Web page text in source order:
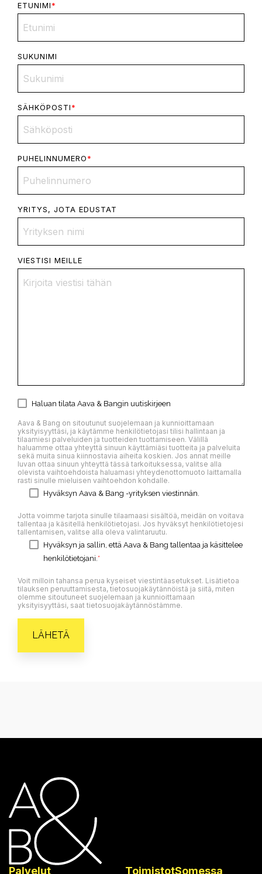
ETUNIMI*
SUKUNIMI
SÄHKÖPOSTI*
PUHELINNUMERO*
YRITYS, JOTA EDUSTAT
VIESTISI MEILLE
Haluan tilata Aava & Bangin uutiskirjeen
Aava & Bang on sitoutunut suojelemaan ja kunnioittamaan
yksityisyyttäsi, ja käytämme henkilötietojasi tilisi hallintaan ja
tilaamiesi palveluiden ja tuotteiden tuottamiseen. Välillä
haluamme ottaa yhteyttä sinuun käyttämiäsi tuotteita ja palveluita
sekä muita sinua kiinnostavia aiheita koskien. Jos annat meille
luvan ottaa sinuun yhteyttä tässä tarkoituksessa, valitse alla
olevista vaihtoehdoista haluamasi yhteydenottomuoto laittamalla
rasti sinulle mieluisen vaihtoehdon kohdalle.
Hyväksyn Aava & Bang -yrityksen viestinnän.
Jotta voimme tarjota sinulle tilaamaasi sisältöä, meidän on voitava
tallentaa ja käsitellä henkilötietojasi. Jos hyväksyt henkilötietojesi
tallentamisen, valitse alla oleva valintaruutu.
Hyväksyn ja sallin, että Aava & Bang tallentaa ja käsittelee
henkilötietojani. *
Voit milloin tahansa perua kyseiset viestintäasetukset. Lisätietoa
tilauksen peruuttamisesta, tietosuojakäytännöistä ja siitä, miten
olemme sitoutuneet suojelemaan ja kunnioittamaan
yksityisyyttäsi, saat tietosuojakäytännöstämme.
Palvelut ToimistotSomessa